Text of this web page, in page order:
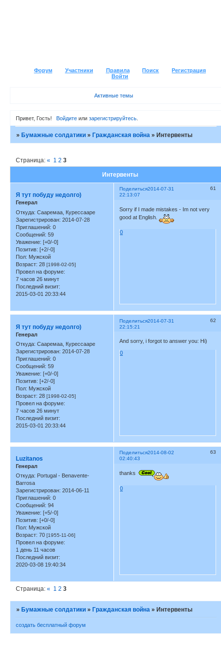
Форум Участники Правила Поиск
Регистрация
Войти
Активные темы
Привет, Гость! Войдитеили зарегистрируйтесь.
»Бумажные солдатики »Гражданская война »Интервенты
Интервенты
Страница:« 1 2 3
Поделиться 61
2014-07-31
22:13:07
Я тут побуду недолго)
Генерал
Откуда: Сааремаа, Курессааре
Зарегистрирован: 2014-07-28
Приглашений: 0
Сообщений: 59
Уважение: [+0/-0]
Позитив: [+2/-0]
Пол: Мужской
Возраст: 28 [1998-02-05]
Провел на форуме:
7 часов 26 минут
Последний визит:
2015-03-01 20:33:44
Sorry if I made mistakes - Im not very
good at English.
0
Поделиться 62
2014-07-31
22:15:21
Я тут побуду недолго)
Генерал
Откуда: Сааремаа, Курессааре
Зарегистрирован: 2014-07-28
Приглашений: 0
Сообщений: 59
Уважение: [+0/-0]
Позитив: [+2/-0]
Пол: Мужской
Возраст: 28 [1998-02-05]
Провел на форуме:
7 часов 26 минут
Последний визит:
2015-03-01 20:33:44
And sorry, i forgot to answer you: Hi)
0
Поделиться 63
2014-08-02
02:40:43
Luzitanos
Генерал
Откуда: Portugal - Benavente-
Barrosa
Зарегистрирован: 2014-06-11
Приглашений: 0
Сообщений: 94
Уважение: [+5/-0]
Позитив: [+0/-0]
Пол: Мужской
Возраст: 70 [1955-11-06]
Провел на форуме:
1 день 11 часов
Последний визит:
2020-03-08 19:40:34
thanks
0
Страница:« 1 2 3
» Бумажные солдатики » Гражданская война » Интервенты
создать бесплатный форум